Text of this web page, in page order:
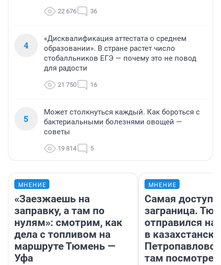
22 676 36
4
«Дисквалификация аттестата о среднем
образовании». В стране растет число
стобалльников ЕГЭ — почему это не повод
для радости
21 750 16
5
Может столкнуться каждый. Как бороться с
бактериальными болезнями овощей —
советы
19 814 5
МНЕНИЕ
«Заезжаешь на
заправку, а там по
нулям»: смотрим, как
дела с топливом на
маршруте Тюмень —
Уфа
МНЕНИЕ
Самая
заграница.
отправился
в
там